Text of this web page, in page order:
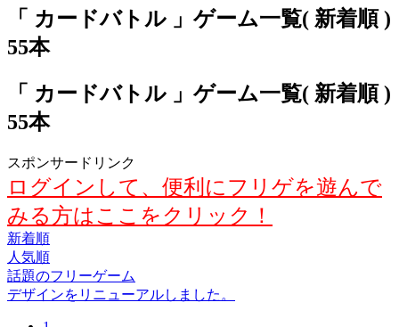
「 カードバトル 」ゲーム一覧( 新着順 )
55本
「 カードバトル 」ゲーム一覧( 新着順 )
55本
スポンサードリンク
ログインして、便利にフリゲを遊んで
みる方はここをクリック！
新着順
人気順
話題のフリーゲーム
デザインをリニューアルしました。